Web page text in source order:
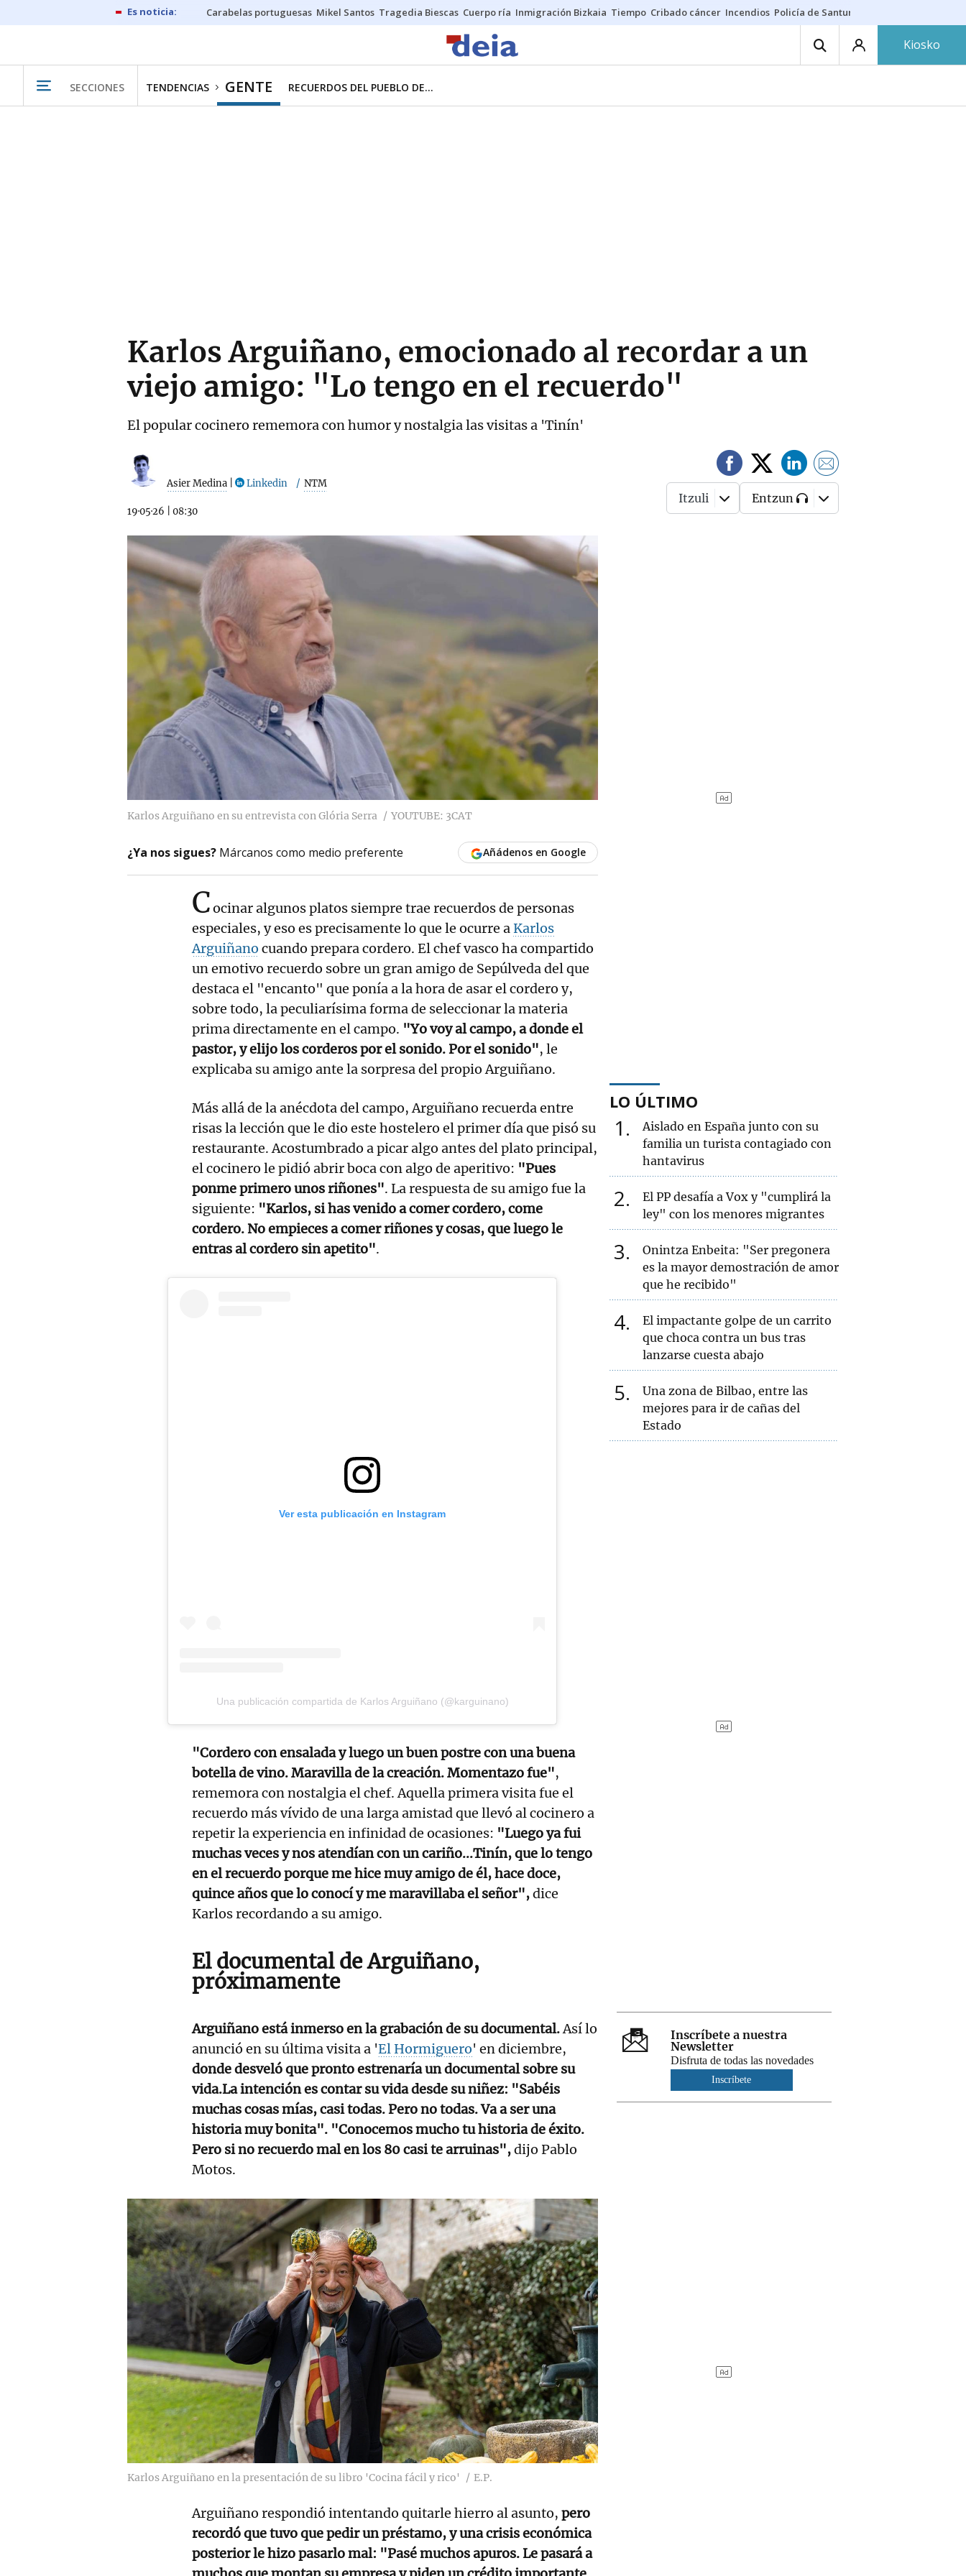
Carabelas portuguesas Mikel Santos Tragedia Biescas Cuerpo ría Inmigración Bizkaia Tiempo Cribado cáncer Incendios Policía de Santurtzi
Kiosko
SECCIONES TENDENCIAS GENTE RECUERDOS DEL PUEBLO DE...
Karlos Arguiñano, emocionado al recordar a un
viejo amigo: "Lo tengo en el recuerdo"
El popular cocinero rememora con humor y nostalgia las visitas a 'Tinín'
Asier Medina Linkedin NTM
19·05·26 08:30
Itzuli Entzun
Karlos Arguiñano en su entrevista con Glória Serra YOUTUBE: 3CAT
¿Ya nos sigues? Márcanos como medio preferente Añádenos en Google
Cocinar algunos platos siempre trae recuerdos de personas
especiales, y eso es precisamente lo que le ocurre aKarlos
Arguiñano cuando prepara cordero. El chef vasco ha compartido
un emotivo recuerdo sobre un gran amigo de Sepúlveda del que
destaca el "encanto" que ponía a la hora de asar el cordero y,
sobre todo, la peculiarísima forma de seleccionar la materia
prima directamente en el campo. "Yo voy al campo, a donde el
pastor, y elijo los corderos por el sonido. Por el sonido", le
explicaba su amigo ante la sorpresa del propio Arguiñano.
Más allá de la anécdota del campo, Arguiñano recuerda entre
risas la lección que le dio este hostelero el primer día que pisó su
restaurante. Acostumbrado a picar algo antes del plato principal,
el cocinero le pidió abrir boca con algo de aperitivo: "Pues
ponme primero unos riñones". La respuesta de su amigo fue la
siguiente: "Karlos, si has venido a comer cordero, come
cordero. No empieces a comer riñones y cosas, que luego le
entras al cordero sin apetito".
Ver esta publicación en Instagram
Una publicación compartida de Karlos Arguiñano (@karguinano)
"Cordero con ensalada y luego un buen postre con una buena
botella de vino. Maravilla de la creación. Momentazo fue",
rememora con nostalgia el chef. Aquella primera visita fue el
recuerdo más vívido de una larga amistad que llevó al cocinero a
repetir la experiencia en infinidad de ocasiones: "Luego ya fui
muchas veces y nos atendían con un cariño...Tinín, que lo tengo
en el recuerdo porque me hice muy amigo de él, hace doce,
quince años que lo conocí y me maravillaba el señor",dice
Karlos recordando a su amigo.
El documental de Arguiñano,
próximamente
Arguiñano está inmerso en la grabación de su documental.Así lo
anunció en su última visita a 'El Hormiguero' en diciembre,
donde desveló que pronto estrenaría un documental sobre su
vida.La intención es contar su vida desde su niñez: "Sabéis
muchas cosas mías, casi todas. Pero no todas. Va a ser una
historia muy bonita". "Conocemos mucho tu historia de éxito.
Pero si no recuerdo mal en los 80 casi te arruinas",dijo Pablo
Motos.
Karlos Arguiñano en la presentación de su libro 'Cocina fácil y rico' E.P.
Arguiñano respondió intentando quitarle hierro al asunto, pero
recordó que tuvo que pedir un préstamo, y una crisis económica
posterior le hizo pasarlo mal: "Pasé muchos apuros. Le pasará a
LO ÚLTIMO
1
Aislado en España junto con su
familia un turista contagiado con
hantavirus
2
El PP desafía a Vox y "cumplirá la
ley" con los menores migrantes
3
Onintza Enbeita: "Ser pregonera
es la mayor demostración de amor
que he recibido"
4
El impactante golpe de un carrito
que choca contra un bus tras
lanzarse cuesta abajo
5
Una zona de Bilbao, entre las
mejores para ir de cañas del
Estado
Inscríbete a nuestra
Newsletter
Disfruta de todas las novedades
Inscríbete